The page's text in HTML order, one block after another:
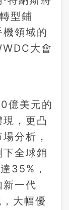
型鋪
領域的
大會
億美元的
，更凸
分析，
全球銷
35%，
新一代
大幅優